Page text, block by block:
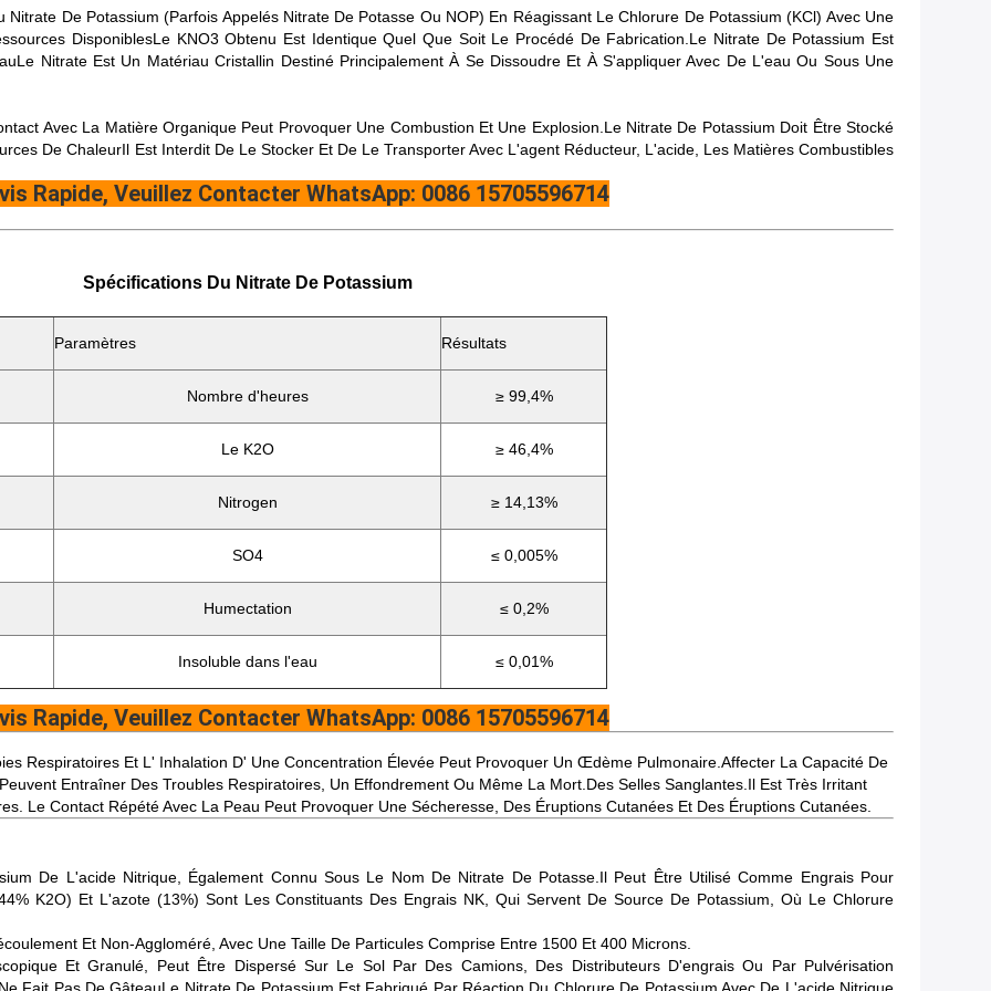
De Potassium (parfois Appelés Nitrate De Potasse Ou NOP) En Réagissant Le Chlorure De Potassium (KCl) Avec Une
DisponiblesLe KNO3 Obtenu Est Identique Quel Que Soit Le Procédé De Fabrication.Le Nitrate De Potassium Est
Nitrate Est Un Matériau Cristallin Destiné Principalement À Se Dissoudre Et À S'appliquer Avec De L'eau Ou Sous Une
Avec La Matière Organique Peut Provoquer Une Combustion Et Une Explosion.le Nitrate De Potassium Doit Être Stocké
De ChaleurIl Est Interdit De Le Stocker Et De Le Transporter Avec L'agent Réducteur, L'acide, Les Matières Combustibles
Rapide, Veuillez Contacter WhatsApp: 0086 15705596714
Spécifications Du Nitrate De Potassium
Paramètres Résultats
Nombre d'heures ≥ 99,4%
Le K2O ≥ 46,4%
Nitrogen ≥ 14,13%
SO4 ≤ 0,005%
Humectation ≤ 0,2%
Insoluble dans l'eau ≤ 0,01%
Rapide, Veuillez Contacter WhatsApp: 0086 15705596714
Respiratoires Et L' Inhalation D' Une Concentration Élevée Peut Provoquer Un Œdème Pulmonaire.affecter La Capacité De
Entraîner Des Troubles Respiratoires, Un Effondrement Ou Même La Mort.Des Selles Sanglantes.Il Est Très Irritant
Le Contact Répété Avec La Peau Peut Provoquer Une Sécheresse, Des Éruptions Cutanées Et Des Éruptions Cutanées.
De L'acide Nitrique, Également Connu Sous Le Nom De Nitrate De Potasse.Il Peut Être Utilisé Comme Engrais Pour
K2O) Et L'azote (13%) Sont Les Constituants Des Engrais NK, Qui Servent De Source De Potassium, Où Le Chlorure
Et Non-Aggloméré, Avec Une Taille De Particules Comprise Entre 1500 Et 400 Microns.
Et Granulé, Peut Être Dispersé Sur Le Sol Par Des Camions, Des Distributeurs D'engrais Ou Par Pulvérisation